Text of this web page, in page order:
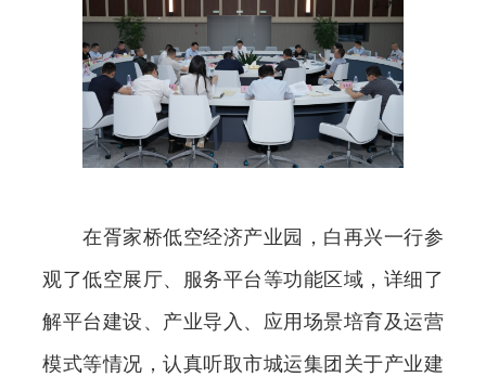
在胥家桥低空经济产业园，白再兴一行参
观了低空展厅、服务平台等功能区域，详细了
解平台建设、产业导入、应用场景培育及运营
模式等情况，认真听取市城运集团关于产业建